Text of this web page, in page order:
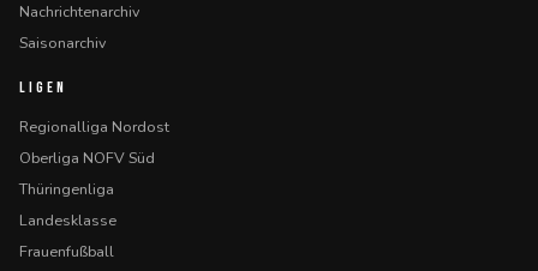
Nachrichtenarchiv
Saisonarchiv
LIGEN
Regionalliga Nordost
Oberliga NOFV Süd
Thüringenliga
Landesklasse
Frauenfußball